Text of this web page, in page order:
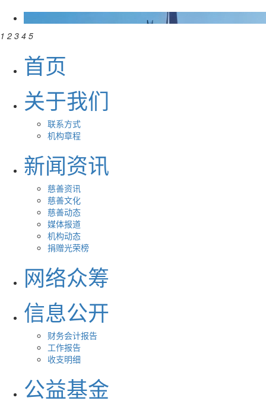
1 2 3 4 5
首页
关于我们
联系方式
机构章程
新闻资讯
慈善资讯
慈善文化
慈善动态
媒体报道
机构动态
捐赠光荣榜
网络众筹
信息公开
财务会计报告
工作报告
收支明细
公益基金